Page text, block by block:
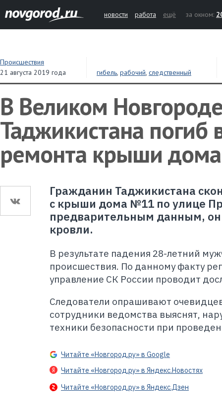
новости работа ещё за окном:
Происшествия
21 августа 2019 года
гибель, рабочий, следственный
комитет
В Великом
Таджикистана погиб
ремонта крыши дома
Гражданин Таджикистана
с крыши дома №11 по улице
предварительным данным,
кровли.
В результате падения 28-летний
происшествия. По данному факту
управление СК России проводит
Следователи опрашивают
сотрудники ведомства выяснят,
техники безопасности при
Читайте «Новгород.ру» в Google
Читайте «Новгород.ру» в Яндекс.Новостях
Читайте «Новгород.ру» в Яндекс.Дзен